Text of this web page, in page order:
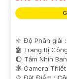
🔆 Độ Phân giải :
🤖️ Trang Bị
🌔 Tầm Nhìn
🕸️ Camera Thiết
️🔮 Đặt Điểm :